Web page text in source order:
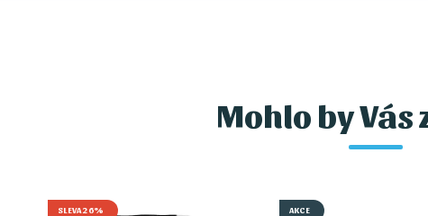
Mohlo by
SLEVA 26% AKCE